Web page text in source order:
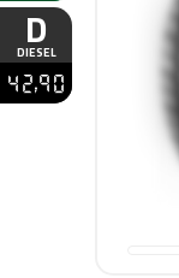
D
DIESEL
42,90